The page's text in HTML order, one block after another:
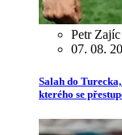
Petr Zajíc
07. 08.
Salah do
kterého se